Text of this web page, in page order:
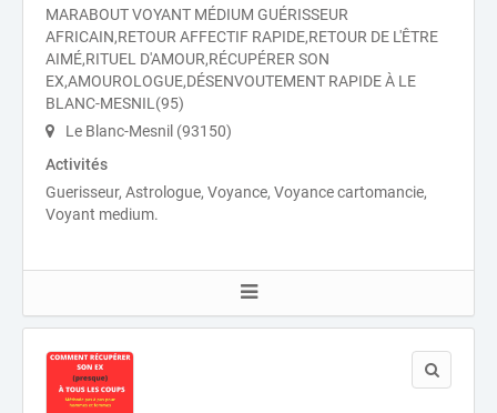
MARABOUT VOYANT MÉDIUM GUÉRISSEUR
AFRICAIN,RETOUR AFFECTIF RAPIDE,RETOUR DE L'ÊTRE
AIMÉ,RITUEL D'AMOUR,RÉCUPÉRER SON
EX,AMOUROLOGUE,DÉSENVOUTEMENT RAPIDE À LE
BLANC-MESNIL(95)
Le Blanc-Mesnil (93150)
Activités
Guerisseur, Astrologue, Voyance, Voyance cartomancie,
Voyant medium.